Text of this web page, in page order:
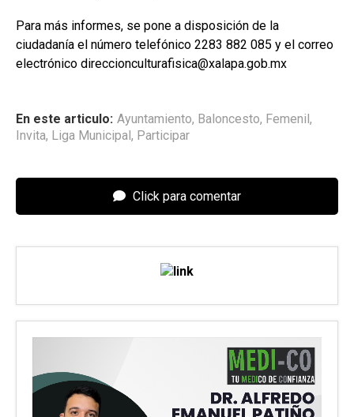
Para más informes, se pone a disposición de la
ciudadanía el número telefónico 2283 882 085 y el correo
electrónico direccionculturafisica@xalapa.gob.mx
En este articulo: Ayuntamiento, Baloncesto, Femenil ,
Invita, Liga Municipal , Participar
Click para comentar